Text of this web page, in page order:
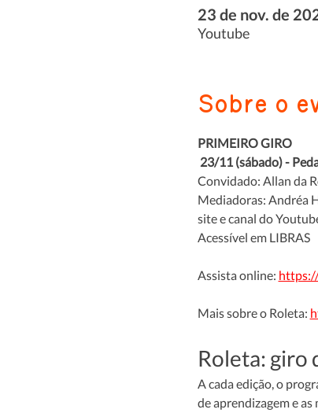
23 de nov. de
Youtube
Sobre o
PRIMEIRO GIRO
23/11 (sábado) -
Convidado: Allan da
Mediadoras: Andréa
site e canal do
Acessível em LIBRAS
Assista online:
Mais sobre o Roleta:
Roleta: giro
​A cada edição, o
de aprendizagem e